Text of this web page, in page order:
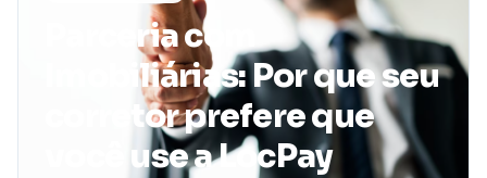
Parceria com
Imobiliárias: Por que seu
corretor prefere que
você use a LocPay